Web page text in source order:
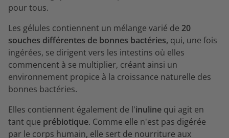
pour tous.
Les gélules contiennent un mélange varié de 20
souches différentes de bonnes bactéries, qui, une fois
ingérées, se dirigent vers les intestins où elles
commencent à se multiplier, créant ainsi un
environnement propice à la croissance naturelle des
bonnes bactéries.
Elles contiennent également de l'inuline qui agit en
tant que prébiotique. Comme elle n'est pas digérée
par le corps humain, elle sert de nourriture aux